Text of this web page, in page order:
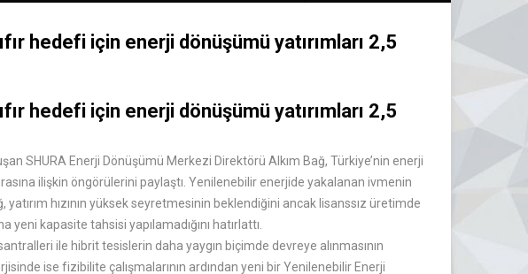
hedefi için enerji dönüşümü yatırımları 2,5
hedefi için enerji dönüşümü yatırımları 2,5
SHURA Enerji Dönüşümü Merkezi Direktörü Alkım Bağ, Türkiye’nin enerji
ilişkin öngörülerini paylaştı. Yenilenebilir enerjide yakalanan ivmenin
yatırım hızının yüksek seyretmesinin beklendiğini ancak lisanssız üretimde
yeni kapasite tahsisi yapılamadığını hatırlattı.
ile hibrit tesislerin daha yaygın biçimde devreye alınmasının
ise fizibilite çalışmalarının ardından yeni bir Yenilenebilir Enerji